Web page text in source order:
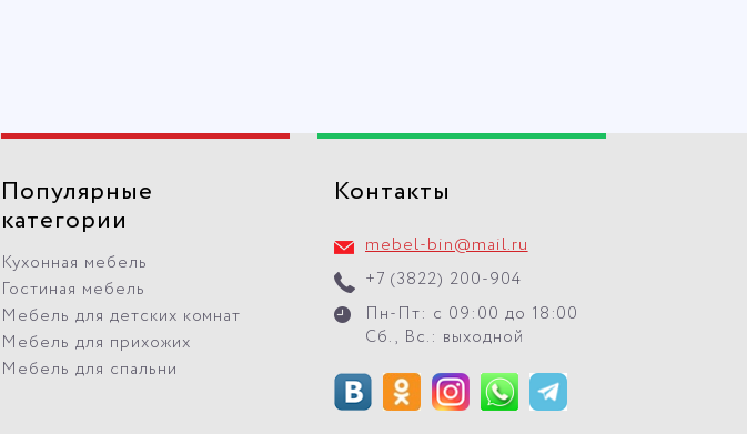
Популярные
категории
Кухонная мебель
Гостиная мебель
Мебель для детских комнат
Мебель для прихожих
Мебель для спальни
Контакты
mebel-bin@mail.ru
+7 (3822) 200-904
Пн-Пт: с 09:00 до 18:00
Сб., Вс.: выходной